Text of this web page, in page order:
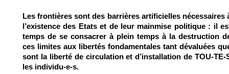
Les frontières sont des barrières artificielles nécessaires
l’existence des Etats et de leur mainmise politique : il
temps de se consacrer à plein temps à la destruction
ces limites aux libertés fondamentales tant dévaluées
sont la liberté de circulation et d’installation de TOU-TE-
les individu-e-s.